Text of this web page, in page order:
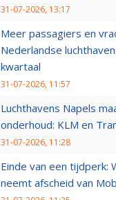
31-07-2026, 13:17
Meer passagiers en
Nederlandse
kwartaal
31-07-2026, 11:57
Luchthavens Napels
onderhoud: KLM en
31-07-2026, 11:28
Einde van een tijdperk:
neemt afscheid van